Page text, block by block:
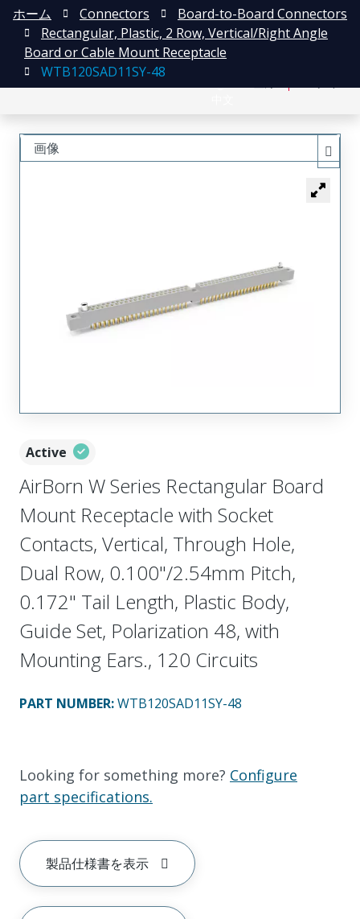
ホーム Connectors
Board-to-Board Connectors
Rectangular, Plastic, 2 Row, Vertical/Right Angle
Board or Cable Mount Receptacle
WTB120SAD11SY-48
Active
AirBorn W Series Rectangular Board
Mount Receptacle with Socket
Contacts, Vertical, Through Hole,
Dual Row, 0.100"/2.54mm Pitch,
0.172" Tail Length, Plastic Body,
Guide Set, Polarization 48, with
Mounting Ears., 120 Circuits
PART NUMBER:WTB120SAD11SY-48
Looking for something more? Configure
part specifications.
製品仕様書を表示
画像